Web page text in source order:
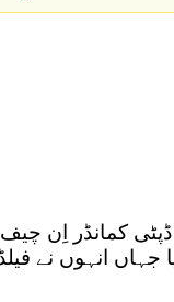
کمانڈر اِن
جہاں انہوں نے